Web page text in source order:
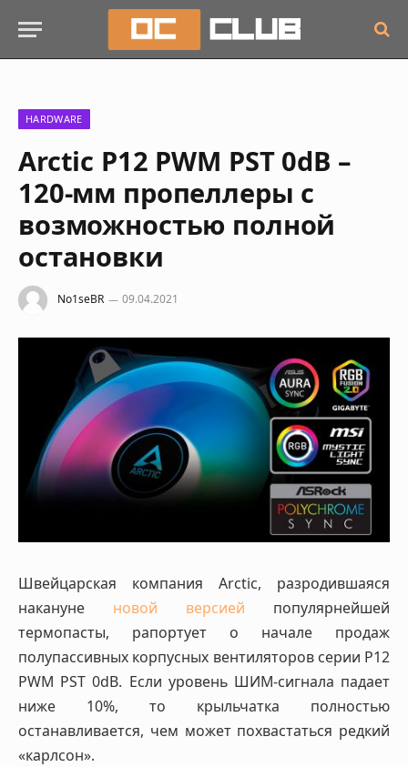
HARDWARE
Arctic P12 PWM PST 0dB –
120-мм пропеллеры с
возможностью полной
остановки
No1seBR 09.04.2021
Швейцарская компания Arctic, разродившаяся
накануне новой версией популярнейшей
термопасты, рапортует о начале продаж
полупассивных корпусных вентиляторов серии P12
PWM PST 0dB. Если уровень ШИМ-сигнала падает
ниже 10%, то крыльчатка полностью
останавливается, чем может похвастаться редкий
«карлсон».